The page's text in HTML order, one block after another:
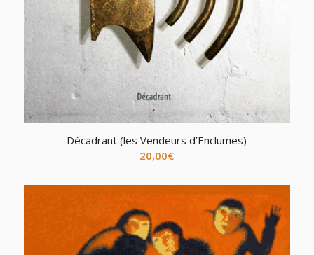
Décadrant (les Vendeurs d’Enclumes)
20,00€